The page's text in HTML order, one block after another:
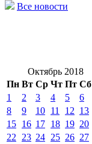
Все новости
Октябрь 2018
Пн Вт Ср Чт Пт Сб
1 2 3 4 5 6
8
9 10 11 12 13
15 16 17 18 19 20
22
23 24 25 26 27